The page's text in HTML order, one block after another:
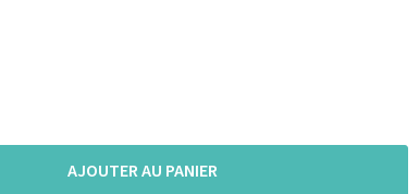
AJOUTER AU PANIER